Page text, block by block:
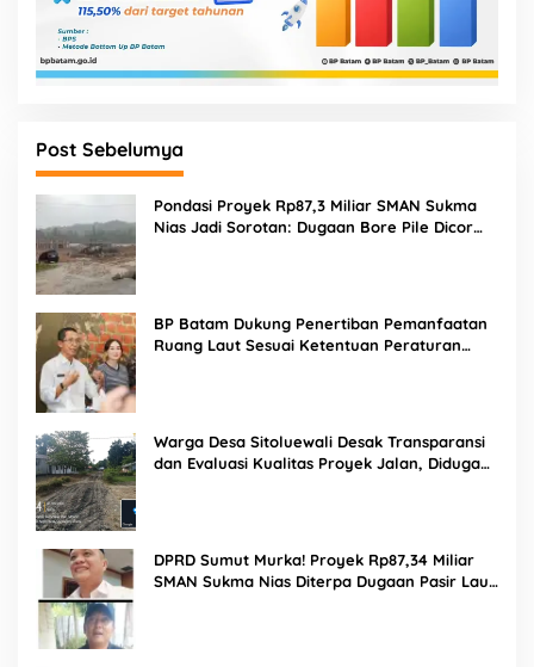
Post Sebelumya
Pondasi Proyek Rp87,3 Miliar SMAN Sukma
Nias Jadi Sorotan: Dugaan Bore Pile Dicor
BP Batam Dukung Penertiban Pemanfaatan
Ruang Laut Sesuai Ketentuan Peraturan
Warga Desa Sitoluewali Desak Transparansi
dan Evaluasi Kualitas Proyek Jalan, Diduga
DPRD Sumut Murka! Proyek Rp87,34 Miliar
SMAN Sukma Nias Diterpa Dugaan Pasir Laut